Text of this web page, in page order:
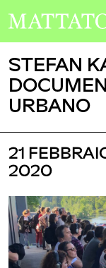
STEFAN
URBANO
21
2020